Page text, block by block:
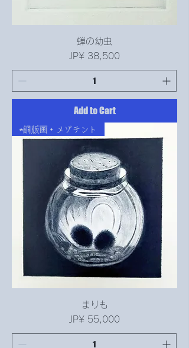
蝉の幼虫
Price
JP¥ 38,500
Add to Cart
★銅版画・メゾチント
まりも
Price
JP¥ 55,000